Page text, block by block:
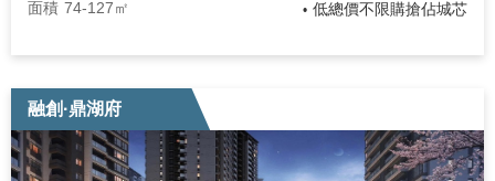
面積 74-127㎡ • 低總價不限購搶佔城芯
融創·鼎湖府